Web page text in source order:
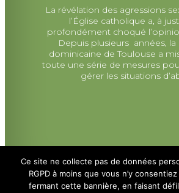
La révélation des agressions
l’Église catholique a, à
profondément choqué
Depuis plusieurs années, la
dominicaine de Toulouse a
toute une série de mesures
gérer les situations
Ce site ne collecte pas de données
RGPD à moins que vous n’y
fermant cette bannière, en faisant